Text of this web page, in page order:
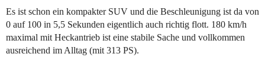
Es ist schon ein kompakter SUV und die Beschleunigung ist da von
0 auf 100 in 5,5 Sekunden eigentlich auch richtig flott. 180 km/h
maximal mit Heckantrieb ist eine stabile Sache und vollkommen
ausreichend im Alltag (mit 313 PS).